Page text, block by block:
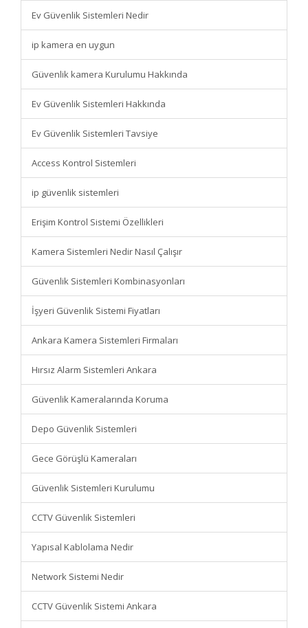
Ev Güvenlik Sistemleri Nedir
ip kamera en uygun
Güvenlik kamera Kurulumu Hakkında
Ev Güvenlik Sistemleri Hakkında
Ev Güvenlik Sistemleri Tavsiye
Access Kontrol Sistemleri
ip güvenlik sistemleri
Erişim Kontrol Sistemi Özellikleri
Kamera Sistemleri Nedir Nasıl Çalışır
Güvenlik Sistemleri Kombinasyonları
İşyeri Güvenlik Sistemi Fiyatları
Ankara Kamera Sistemleri Firmaları
Hırsız Alarm Sistemleri Ankara
Güvenlik Kameralarında Koruma
Depo Güvenlik Sistemleri
Gece Görüşlü Kameraları
Güvenlik Sistemleri Kurulumu
CCTV Güvenlik Sistemleri
Yapısal Kablolama Nedir
Network Sistemi Nedir
CCTV Güvenlik Sistemi Ankara